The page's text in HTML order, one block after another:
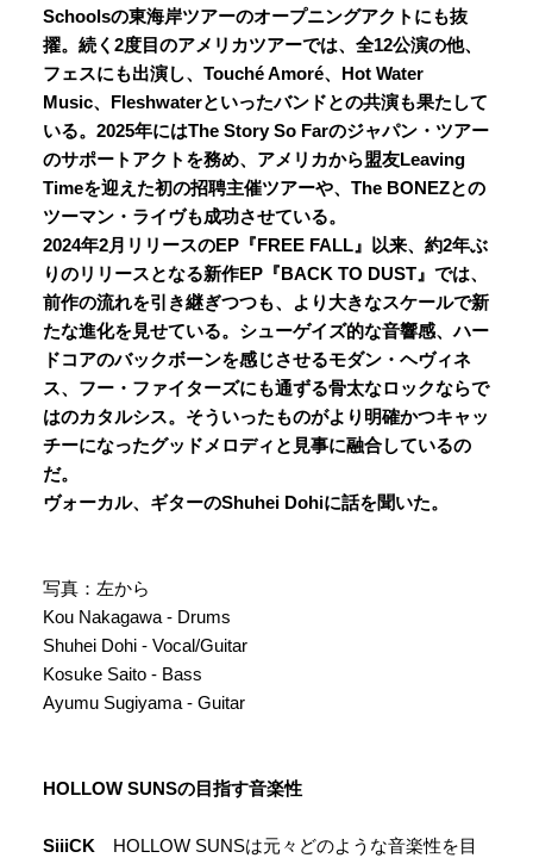
Schoolsの東海岸ツアーのオープニングアクトにも抜
擢。続く2度目のアメリカツアーでは、全12公演の他、
フェスにも出演し、Touché Amoré、Hot Water
Music、Fleshwaterといったバンドとの共演も果たして
いる。2025年にはThe Story So Farのジャパン・ツアー
のサポートアクトを務め、アメリカから盟友Leaving
Timeを迎えた初の招聘主催ツアーや、The BONEZとの
ツーマン・ライヴも成功させている。
2024年2月リリースのEP『FREE FALL』以来、約2年ぶ
りのリリースとなる新作EP『BACK TO DUST』では、
前作の流れを引き継ぎつつも、より大きなスケールで新
たな進化を見せている。シューゲイズ的な音響感、ハー
ドコアのバックボーンを感じさせるモダン・ヘヴィネ
ス、フー・ファイターズにも通ずる骨太なロックならで
はのカタルシス。そういったものがより明確かつキャッ
チーになったグッドメロディと見事に融合しているの
だ。
ヴォーカル、ギターのShuhei Dohiに話を聞いた。
写真：左から
Kou Nakagawa - Drums
Shuhei Dohi - Vocal/Guitar
Kosuke Saito - Bass
Ayumu Sugiyama - Guitar
HOLLOW SUNSの目指す音楽性
SiiiCK HOLLOW SUNSは元々どのような音楽性を目